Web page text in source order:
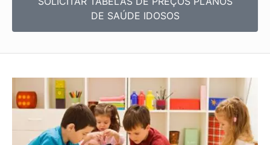
DE SAÚDE IDOSOS